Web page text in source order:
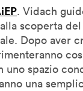
. Vidach
scoperta
Dopo aver
uno spazio
una